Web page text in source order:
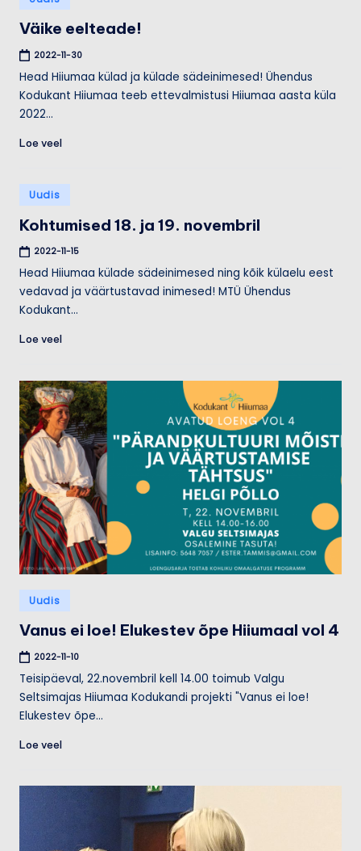
Väike eelteade!
2022-11-30
Head Hiiumaa külad ja külade sädeinimesed! Ühendus
Kodukant Hiiumaa teeb ettevalmistusi Hiiumaa aasta küla
2022…
Loe veel
Posted
Uudis
Kohtumised 18. ja 19. novembril
2022-11-15
Head Hiiumaa külade sädeinimesed ning kõik külaelu eest
vedavad ja väärtustavad inimesed! MTÜ Ühendus
Kodukant…
Loe veel
Posted
Uudis
Vanus ei loe! Elukestev õpe Hiiumaal vol 4
2022-11-10
Teisipäeval, 22.novembril kell 14.00 toimub Valgu
Seltsimajas Hiiumaa Kodukandi projekti "Vanus ei loe!
Elukestev õpe…
Loe veel